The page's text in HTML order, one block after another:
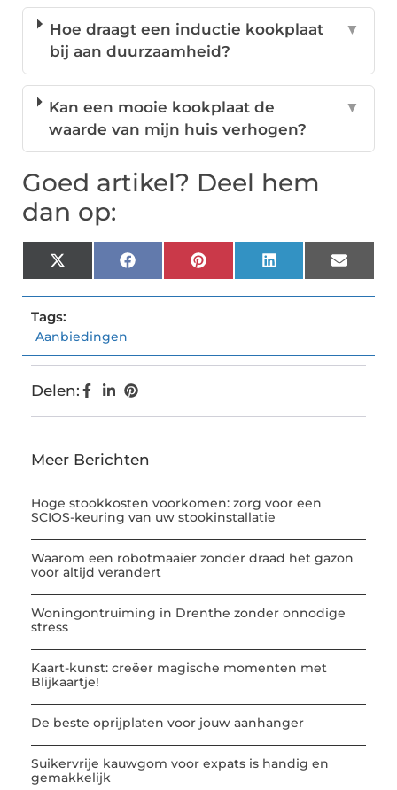
Hoe draagt een inductie kookplaat
bij aan duurzaamheid?
▼
Kan een mooie kookplaat de
waarde van mijn huis verhogen?
▼
Goed artikel? Deel hem
dan op:
X
(Twitter)
FacebookPinterestLinkedInEmail
Tags:
Aanbiedingen
Delen:
Meer Berichten
Hoge stookkosten voorkomen: zorg voor een
SCIOS-keuring van uw stookinstallatie
Waarom een robotmaaier zonder draad het gazon
voor altijd verandert
Woningontruiming in Drenthe zonder onnodige
stress
Kaart-kunst: creëer magische momenten met
Blijkaartje!
De beste oprijplaten voor jouw aanhanger
Suikervrije kauwgom voor expats is handig en
gemakkelijk